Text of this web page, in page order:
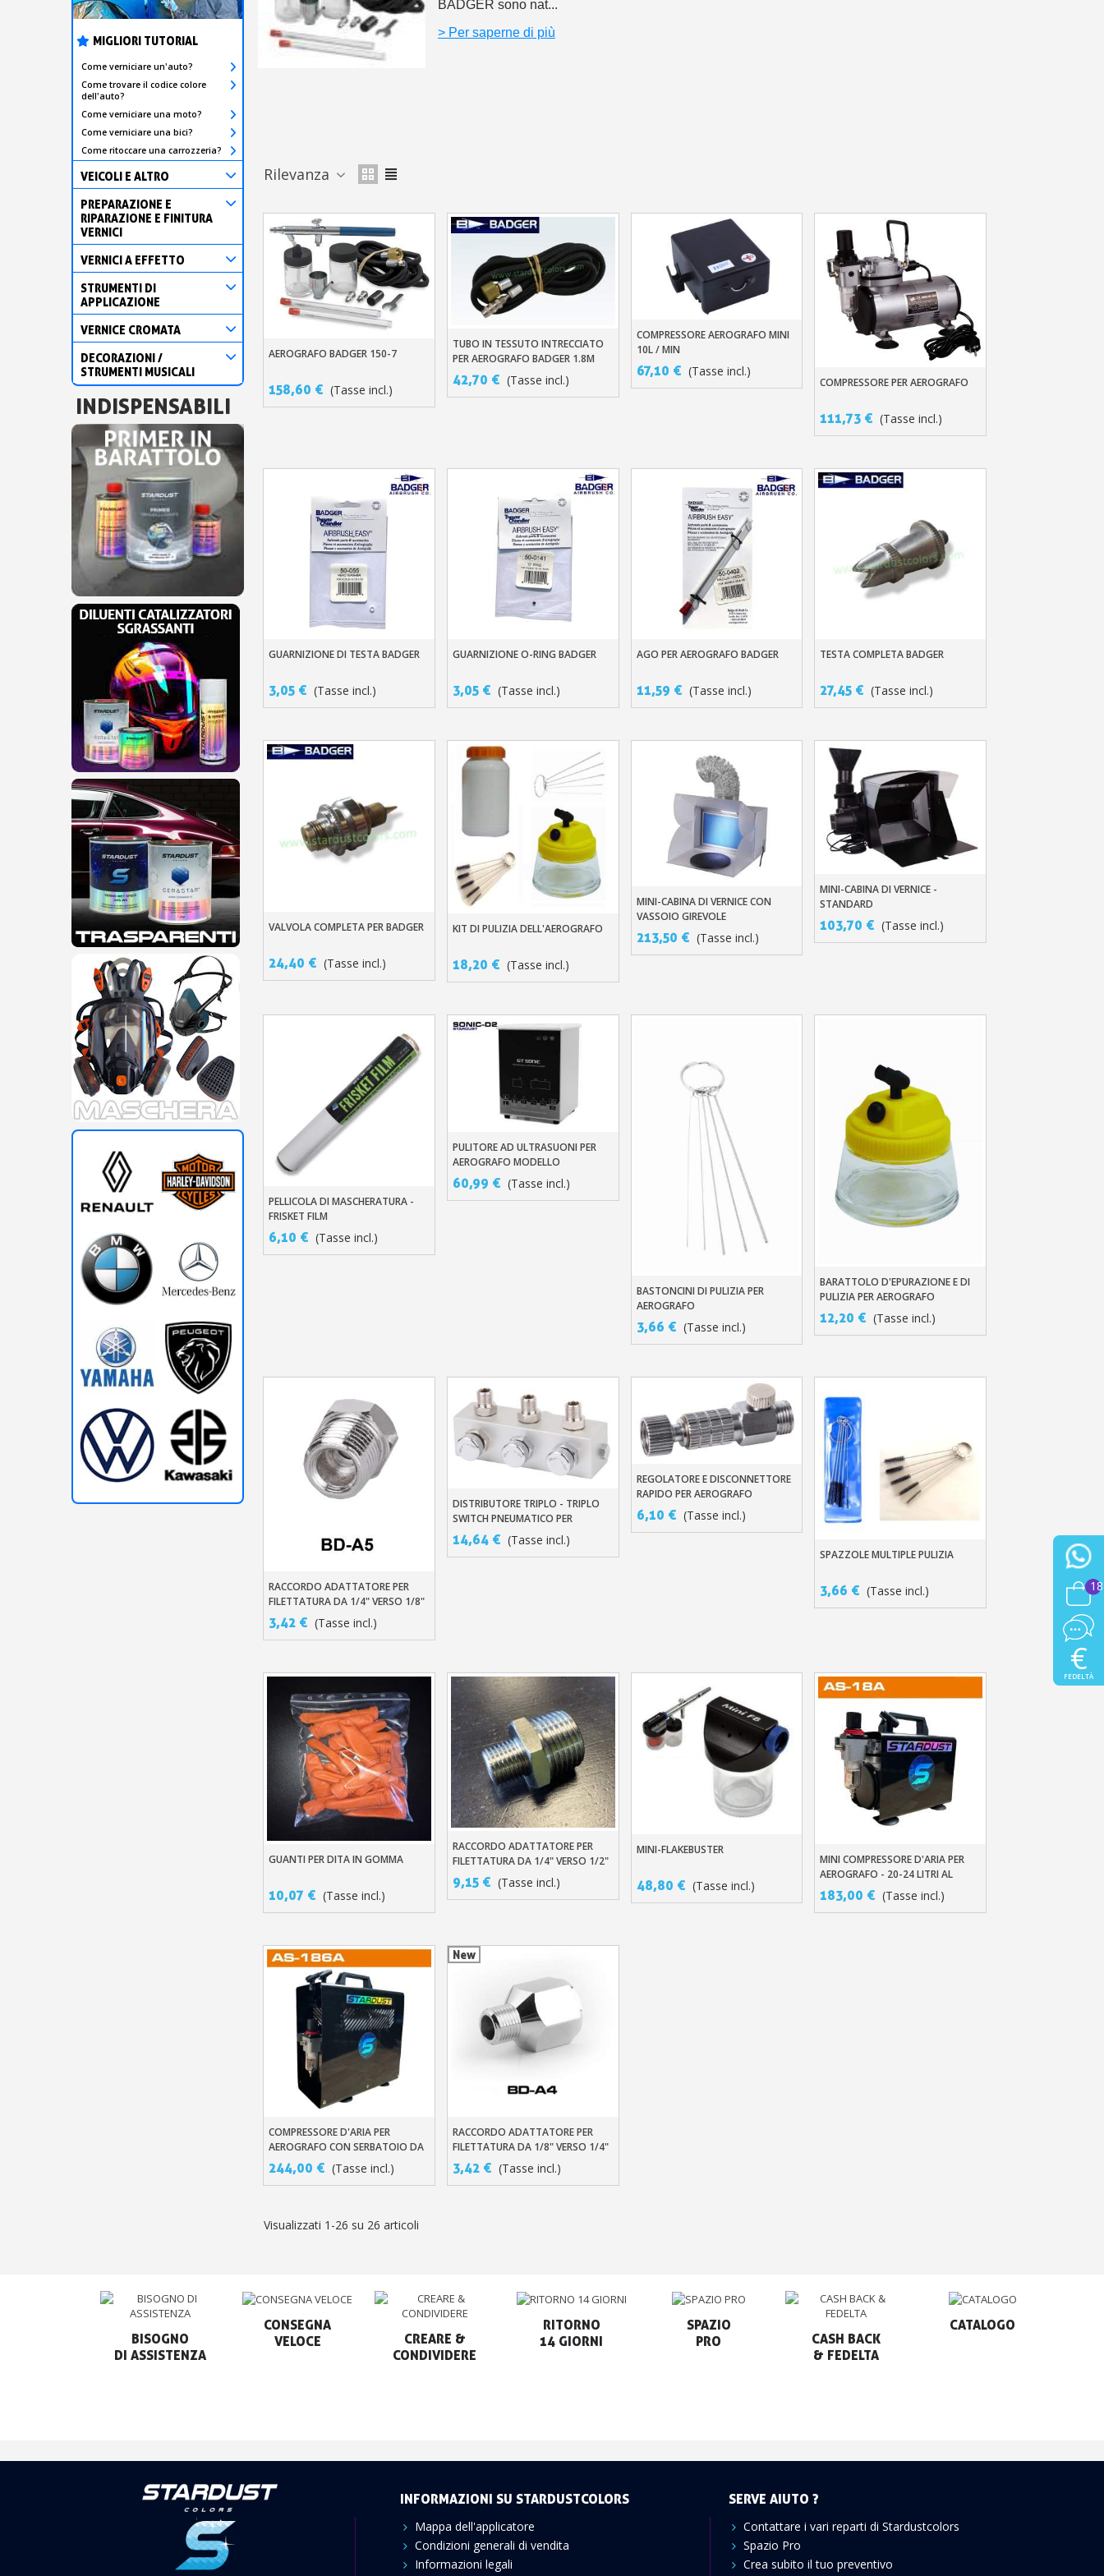
MIGLIORI TUTORIAL
Come verniciare un'auto?
Come trovare il codice colore
dell'auto?
Come verniciare una moto?
Come verniciare una bici?
Come ritoccare una carrozzeria?
VEICOLI E ALTRO
PREPARAZIONE E
RIPARAZIONE E FINITURA
VERNICI
VERNICI A EFFETTO
STRUMENTI DI
APPLICAZIONE
VERNICE CROMATA
DECORAZIONI /
STRUMENTI MUSICALI
INDISPENSABILI
BADGER sono nat...
> Per saperne di più
Rilevanza
Aggiungi Al Carrello
AEROGRAFO BADGER 150-7
158,60 € (Tasse incl.)
Aggiungi Al Carrello
TUBO IN TESSUTO INTRECCIATO
PER AEROGRAFO BADGER 1.8M
42,70 € (Tasse incl.)
Aggiungi Al Carrello
COMPRESSORE AEROGRAFO MINI
10L / MIN
67,10 € (Tasse incl.)
Aggiungi Al Carrello
COMPRESSORE PER AEROGRAFO
111,73 € (Tasse incl.)
Aggiungi Al Carrello
GUARNIZIONE DI TESTA BADGER
3,05 € (Tasse incl.)
Aggiungi Al Carrello
GUARNIZIONE O-RING BADGER
3,05 € (Tasse incl.)
Aggiungi Al Carrello
AGO PER AEROGRAFO BADGER
11,59 € (Tasse incl.)
Aggiungi Al Carrello
TESTA COMPLETA BADGER
27,45 € (Tasse incl.)
Aggiungi Al Carrello
VALVOLA COMPLETA PER BADGER
24,40 € (Tasse incl.)
Aggiungi Al Carrello
KIT DI PULIZIA DELL'AEROGRAFO
18,20 € (Tasse incl.)
Aggiungi Al Carrello
MINI-CABINA DI VERNICE CON
VASSOIO GIREVOLE
213,50 € (Tasse incl.)
Aggiungi Al Carrello
MINI-CABINA DI VERNICE -
STANDARD
103,70 € (Tasse incl.)
Aggiungi Al Carrello
PELLICOLA DI MASCHERATURA -
FRISKET FILM
6,10 € (Tasse incl.)
Aggiungi Al Carrello
PULITORE AD ULTRASUONI PER
AEROGRAFO MODELLO
DOMESTICO 0.6L GT-F1 E
MODELLO PRO 2L GT-SONIC-D2
60,99 € (Tasse incl.)
Aggiungi Al Carrello
BASTONCINI DI PULIZIA PER
AEROGRAFO
3,66 € (Tasse incl.)
Aggiungi Al Carrello
BARATTOLO D'EPURAZIONE E DI
PULIZIA PER AEROGRAFO
12,20 € (Tasse incl.)
Aggiungi Al Carrello
RACCORDO ADATTATORE PER
FILETTATURA DA 1/4" VERSO 1/8"
3,42 € (Tasse incl.)
Aggiungi Al Carrello
DISTRIBUTORE TRIPLO - TRIPLO
SWITCH PNEUMATICO PER
AEROGRAFO
14,64 € (Tasse incl.)
Aggiungi Al Carrello
REGOLATORE E DISCONNETTORE
RAPIDO PER AEROGRAFO
6,10 € (Tasse incl.)
Aggiungi Al Carrello
SPAZZOLE MULTIPLE PULIZIA
3,66 € (Tasse incl.)
Aggiungi Al Carrello
GUANTI PER DITA IN GOMMA
10,07 € (Tasse incl.)
Aggiungi Al Carrello
RACCORDO ADATTATORE PER
FILETTATURA DA 1/4" VERSO 1/2"
9,15 € (Tasse incl.)
Aggiungi Al Carrello
MINI-FLAKEBUSTER
48,80 € (Tasse incl.)
Aggiungi Al Carrello
MINI COMPRESSORE D'ARIA PER
AEROGRAFO - 20-24 LITRI AL
MINUTO SENZA SERBATOIO
183,00 € (Tasse incl.)
Aggiungi Al Carrello
COMPRESSORE D'ARIA PER
AEROGRAFO CON SERBATOIO DA
3 LITRI – 20-24 LITRI/MIN
244,00 € (Tasse incl.)
New
Aggiungi Al Carrello
RACCORDO ADATTATORE PER
FILETTATURA DA 1/8" VERSO 1/4"
3,42 € (Tasse incl.)
Visualizzati 1-26 su 26 articoli
BISOGNO
CONSEGNA
VELOCE
CREARE &
CONDIVIDERE
RITORNO
14 GIORNI
SPAZIO
PRO
CASH BACK
& FEDELTA
CATALOGO
INFORMAZIONI SU STARDUSTCOLORS
Mappa dell'applicatore
Condizioni generali di vendita
Informazioni legali
SERVE AIUTO ?
Contattare i vari reparti di Stardustcolors
Spazio Pro
Crea subito il tuo preventivo
18
€
FEDELTÀ